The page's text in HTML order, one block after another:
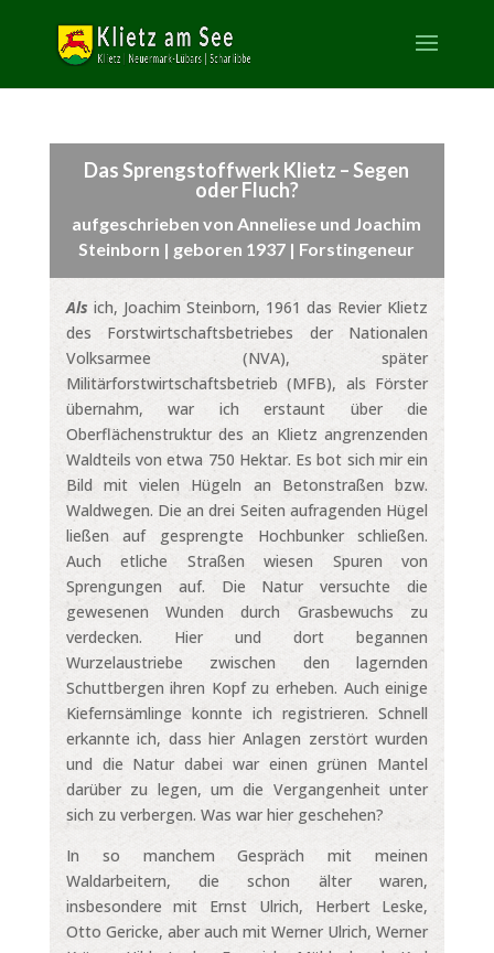
Das Sprengstoffwerk Klietz – Segen
oder Fluch?
aufgeschrieben von Anneliese und Joachim
Steinborn | geboren 1937 | Forstingeneur
Als ich, Joachim Steinborn, 1961 das Revier Klietz
des Forstwirtschaftsbetriebes der Nationalen
Volksarmee (NVA), später
Militärforstwirtschaftsbetrieb (MFB), als Förster
übernahm, war ich erstaunt über die
Oberflächenstruktur des an Klietz angrenzenden
Waldteils von etwa 750 Hektar. Es bot sich mir ein
Bild mit vielen Hügeln an Betonstraßen bzw.
Waldwegen. Die an drei Seiten aufragenden Hügel
ließen auf gesprengte Hochbunker schließen.
Auch etliche Straßen wiesen Spuren von
Sprengungen auf. Die Natur versuchte die
gewesenen Wunden durch Grasbewuchs zu
verdecken. Hier und dort begannen
Wurzelaustriebe zwischen den lagernden
Schuttbergen ihren Kopf zu erheben. Auch einige
Kiefernsämlinge konnte ich registrieren. Schnell
erkannte ich, dass hier Anlagen zerstört wurden
und die Natur dabei war einen grünen Mantel
darüber zu legen, um die Vergangenheit unter
sich zu verbergen. Was war hier geschehen?
In so manchem Gespräch mit meinen
Waldarbeitern, die schon älter waren,
insbesondere mit Ernst Ulrich, Herbert Leske,
Otto Gericke, aber auch mit Werner Ulrich, Werner